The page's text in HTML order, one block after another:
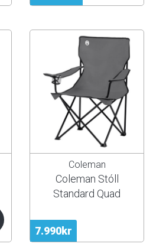
7.990kr
Coleman
Coleman Stóll
Standard Quad